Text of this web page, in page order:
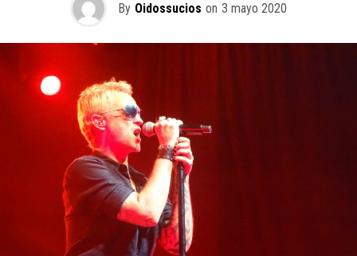
By Oidossucios on 3 mayo 2020